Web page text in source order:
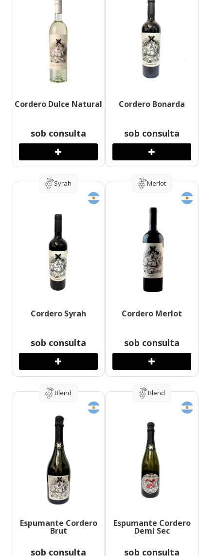
Cordero Dulce Natural
sob consulta
Cordero Bonarda
sob consulta
Syrah
Cordero Syrah
sob consulta
Merlot
Cordero Merlot
sob consulta
Blend
Espumante Cordero
Brut
sob consulta
Blend
Espumante Cordero
Demi Sec
sob consulta